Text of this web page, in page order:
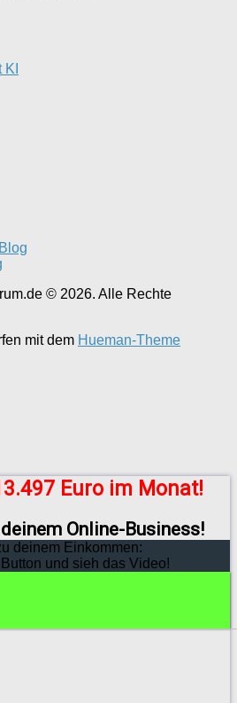
© 2026. Alle Rechte
mit dem Hueman-Theme
Euro im Monat!
Online-Business!
deinem Einkommen:
und sieh das Video!